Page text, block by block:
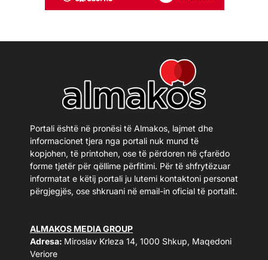
Portali është në pronësi të Almakos, lajmet dhe
informacionet tjera nga portali nuk mund të
kopjohen, të printohen, ose të përdoren në çfarëdo
forme tjetër për qëllime përfitimi. Për të shfrytëzuar
informatat e këtij portali ju lutemi kontaktoni personat
përgjegjës, ose shkruani në email-in oficial të portalit.
ALMAKOS MEDIA GROUP
Adresa: Miroslav Krleza 14, 1000 Shkup, Maqedoni
Veriore